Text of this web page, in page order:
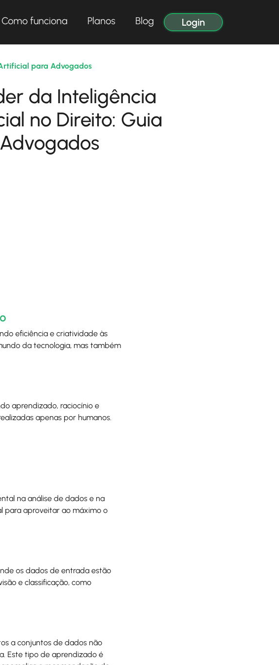
Como funciona Planos Blog Login
para Advogados
da Inteligência
no Direito: Guia
eficiência e criatividade às
da tecnologia, mas também
aprendizado, raciocínio e
apenas por humanos.
na análise de dados e na
para aproveitar ao máximo o
os dados de entrada estão
e classificação, como
a conjuntos de dados não
Este tipo de aprendizado é